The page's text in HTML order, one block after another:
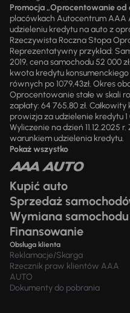
Promocja „Oprocentowanie od
placówkach Autocentrum AAA
udzieleniu kredytu na auto z
Rzeczywista Roczna Stopa
Reprezentatywny przykład:
2019, cena samochodu 52 000
kwota kredytu
równych po 1079,43zł. Okres
Oprocentowanie stałe w skali
zapłaty: 64 765,80 zł.
prowizja za udzielenie kredytu 1
Wyliczenie na dzień 11.12.2025
warunkiem udzielenia kredytu.
Pokaż wszystko
Kupić auto
Sprzedaż
Wymiana samochodu
Finansowanie
Obsługa klienta
Reklamacje/Skarga
Rzecznik praw klientów AAA
AUTO
Dokumenty do pobrania